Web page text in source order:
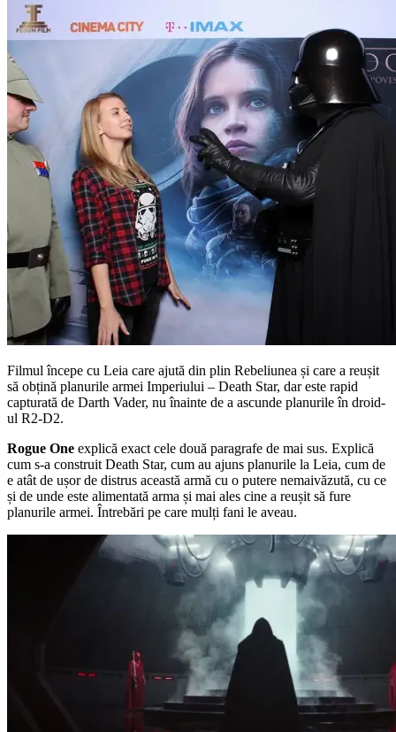
Filmul începe cu Leia care ajută din plin Rebeliunea și care a reușit
să obțină planurile armei Imperiului – Death Star, dar este rapid
capturată de Darth Vader, nu înainte de a ascunde planurile în droid-
ul R2-D2.
Rogue One explică exact cele două paragrafe de mai sus. Explică
cum s-a construit Death Star, cum au ajuns planurile la Leia, cum de
e atât de ușor de distrus această armă cu o putere nemaivăzută, cu ce
și de unde este alimentată arma și mai ales cine a reușit să fure
planurile armei. Întrebări pe care mulți fani le aveau.